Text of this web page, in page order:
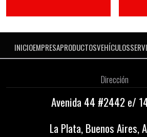
INICIOEMPRESAPRODUCTOSVEHÍCULOS
Dirección
Avenida 44 #2442 e/
La Plata, Buenos Aires,